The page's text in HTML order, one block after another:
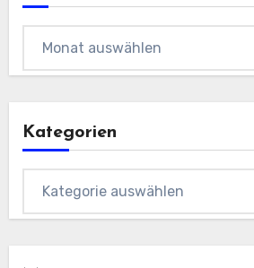
Kategorien